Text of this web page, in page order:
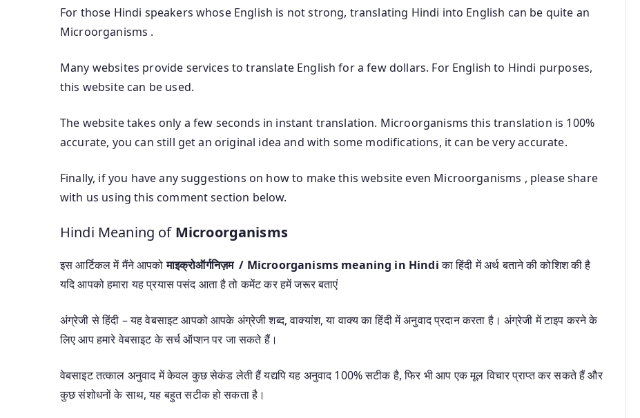
For those Hindi speakers whose English is not strong, translating Hindi into English can be quite an
Microorganisms .
Many websites provide services to translate English for a few dollars. For English to Hindi purposes,
this website can be used.
The website takes only a few seconds in instant translation. Microorganisms this translation is 100%
accurate, you can still get an original idea and with some modifications, it can be very accurate.
Finally, if you have any suggestions on how to make this website even Microorganisms , please share
with us using this comment section below.
Hindi Meaning of Microorganisms
इस आर्टिकल में मैंने आपकोमाइक्रोऑर्गनिज़म / Microorganisms meaning in Hindiका हिंदी में अर्थ बताने की कोशिश की है
यदि आपको हमारा यह प्रयास पसंद आता है तो कमेंट कर हमें जरूर बताएं
अंग्रेजी से हिंदी – यह वेबसाइट आपको आपके अंग्रेजी शब्द, वाक्यांश, या वाक्य का हिंदी में अनुवाद प्रदान करता है। अंग्रेजी में टाइप करने के
लिए आप हमारे वेबसाइट के सर्च ऑप्शन पर जा सकते हैं।
वेबसाइट तत्काल अनुवाद में केवल कुछ सेकंड लेती हैं यद्यपि यह अनुवाद 100% सटीक है, फिर भी आप एक मूल विचार प्राप्त कर सकते हैं और
कुछ संशोधनों के साथ, यह बहुत सटीक हो सकता है।